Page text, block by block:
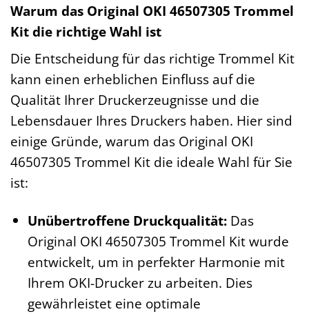
Warum das Original OKI 46507305 Trommel
Kit die richtige Wahl ist
Die Entscheidung für das richtige Trommel Kit
kann einen erheblichen Einfluss auf die
Qualität Ihrer Druckerzeugnisse und die
Lebensdauer Ihres Druckers haben. Hier sind
einige Gründe, warum das Original OKI
46507305 Trommel Kit die ideale Wahl für Sie
ist:
Unübertroffene Druckqualität:Das
Original OKI 46507305 Trommel Kit wurde
entwickelt, um in perfekter Harmonie mit
Ihrem OKI-Drucker zu arbeiten. Dies
gewährleistet eine optimale